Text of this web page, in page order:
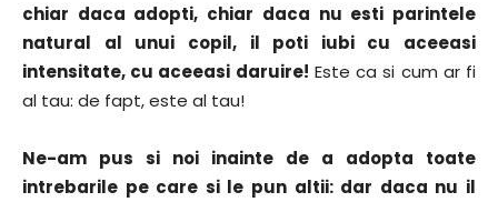
chiar daca adopti, chiar daca nu esti parintele
natural al unui copil, il poti iubi cu aceeasi
intensitate, cu aceeasi daruire! Este ca si cum ar fi
al tau: de fapt, este al tau!
Ne-am pus si noi inainte de a adopta toate
intrebarile pe care si le pun altii: dar daca nu il